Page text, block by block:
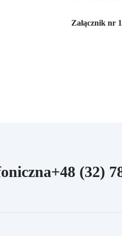
Załącznik nr
Centrala
+48 (32)